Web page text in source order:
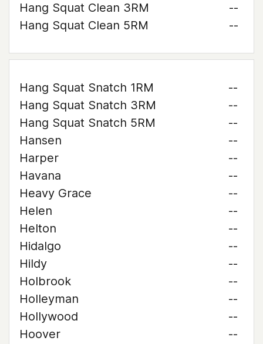
Hang Squat Clean 3RM
--
Hang Squat Clean 5RM
--
Hang Squat Snatch 1RM
--
Hang Squat Snatch 3RM
--
Hang Squat Snatch 5RM
--
Hansen
--
Harper
--
Havana
--
Heavy Grace
--
Helen
--
Helton
--
Hidalgo
--
Hildy
--
Holbrook
--
Holleyman
--
Hollywood
--
Hoover
--